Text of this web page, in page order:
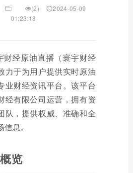
(2)
2024-05-09
01:23:18
财经原油直播（寰宇财经
力于为用户提供实时原油
业财经资讯平台。该平台
经有限公司运营，拥有资
队，提供权威、准确和全
息。
览